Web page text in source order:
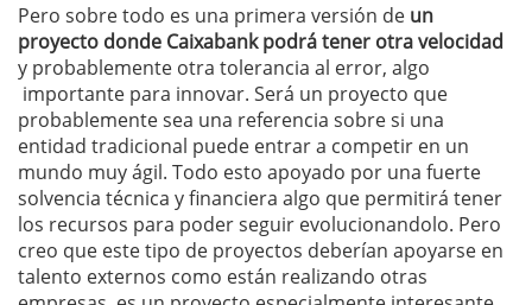
Pero sobre todo es una primera versión de un
proyecto donde Caixabank podrá tener otra velocidad
y probablemente otra tolerancia al error, algo
importante para innovar. Será un proyecto que
probablemente sea una referencia sobre si una
entidad tradicional puede entrar a competir en un
mundo muy ágil. Todo esto apoyado por una fuerte
solvencia técnica y financiera algo que permitirá tener
los recursos para poder seguir evolucionandolo. Pero
creo que este tipo de proyectos deberían apoyarse en
talento externos como están realizando otras